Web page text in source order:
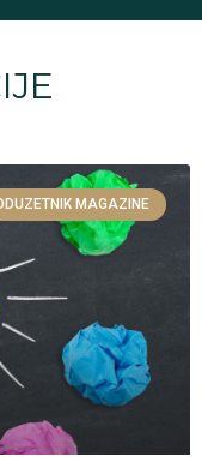
MAGAZINE